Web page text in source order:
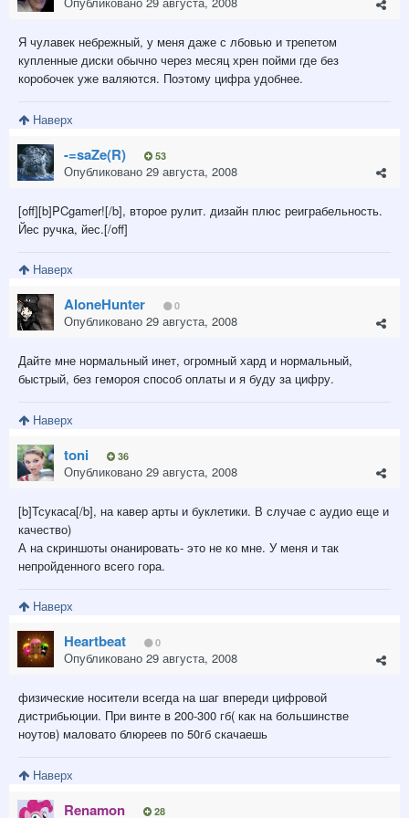
Я чулавек небрежный, у меня даже с лбовью и трепетом
купленные диски обычно через месяц хрен пойми где без
коробочек уже валяются. Поэтому цифра удобнее.
Наверх
-=saZe(R) 53
Опубликовано 29 августа, 2008
[off][b]PCgamer![/b], второе рулит. дизайн плюс реиграбельность.
Йес ручка, йес.[/off]
Наверх
AloneHunter 0
Опубликовано 29 августа, 2008
Дайте мне нормальный инет, огромный хард и нормальный,
быстрый, без гемороя способ оплаты и я буду за цифру.
Наверх
toni 36
Опубликовано 29 августа, 2008
[b]Тсукаса[/b], на кавер арты и буклетики. В случае с аудио еще и
качество)
А на скриншоты онанировать- это не ко мне. У меня и так
непройденного всего гора.
Наверх
Heartbeat 0
Опубликовано 29 августа, 2008
физические носители всегда на шаг впереди цифровой
дистрибьюции. При винте в 200-300 гб( как на большинстве
ноутов) маловато блюреев по 50гб скачаешь
Наверх
Renamon 28